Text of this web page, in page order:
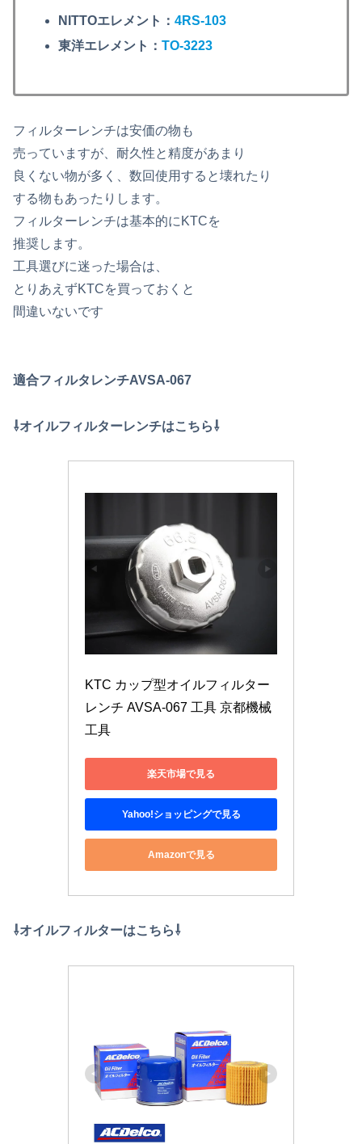
NITTOエレメント：4RS-103
東洋エレメント：TO-3223
フィルターレンチは安価の物も
売っていますが、耐久性と精度があまり
良くない物が多く、数回使用すると壊れたり
する物もあったりします。
フィルターレンチは基本的にKTCを
推奨します。
工具選びに迷った場合は、
とりあえずKTCを買っておくと
間違いないです
適合フィルタレンチAVSA-067
⇩オイルフィルターレンチはこちら⇩
KTC カップ型オイルフィルター
レンチ AVSA-067 工具 京都機械
工具
楽天市場で見る
Yahoo!ショッピングで見る
Amazonで見る
⇩オイルフィルターはこちら⇩